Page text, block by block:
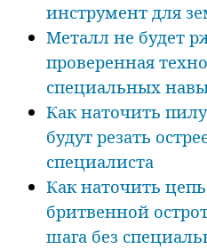
инструмент для
Металл не будет
проверенная
специальных
Как наточить
будут резать
специалиста
Как наточить
бритвенной
шага без